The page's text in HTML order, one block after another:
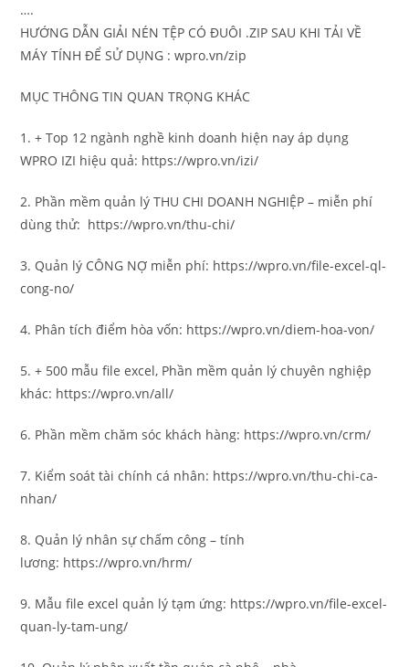
….
HƯỚNG DẪN GIẢI NÉN TỆP CÓ ĐUÔI .ZIP SAU KHI TẢI VỀ
MÁY TÍNH ĐỂ SỬ DỤNG : wpro.vn/zip
MỤC THÔNG TIN QUAN TRỌNG KHÁC
1. + Top 12 ngành nghề kinh doanh hiện nay áp dụng
WPRO IZI hiệu quả: https://wpro.vn/izi/
2. Phần mềm quản lý THU CHI DOANH NGHIỆP – miễn phí
dùng thử: https://wpro.vn/thu-chi/
3. Quản lý CÔNG NỢ miễn phí: https://wpro.vn/file-excel-ql-
cong-no/
4. Phân tích điểm hòa vốn: https://wpro.vn/diem-hoa-von/
5. + 500 mẫu file excel, Phần mềm quản lý chuyên nghiệp
khác: https://wpro.vn/all/
6. Phần mềm chăm sóc khách hàng: https://wpro.vn/crm/
7. Kiểm soát tài chính cá nhân: https://wpro.vn/thu-chi-ca-
nhan/
8. Quản lý nhân sự chấm công – tính
lương: https://wpro.vn/hrm/
9. Mẫu file excel quản lý tạm ứng: https://wpro.vn/file-excel-
quan-ly-tam-ung/